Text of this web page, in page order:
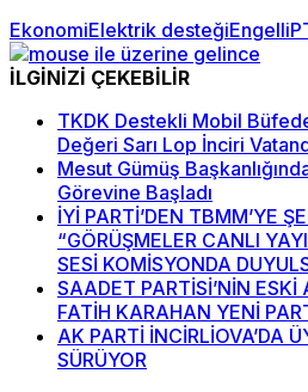
EkonomiElektrik desteğiEngelli
İLGİNİZİ ÇEKEBİLİR
TKDK Destekli Mobil
Değeri Sarı Lop İnciri
Mesut Gümüş
Görevine Başladı
İYİ PARTİ’DEN TBMM’YE
“GÖRÜŞMELER CANLI
SESİ KOMİSYONDA
SAADET PARTİSİ’NİN
FATİH KARAHAN YENİ
AK PARTİ İNCİRLİOVA’DA
SÜRÜYOR